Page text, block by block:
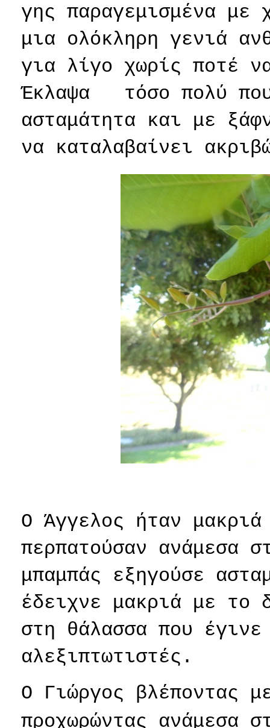
γης παραγεμισμένα με
μια ολόκληρη γενιά
για λίγο χωρίς ποτέ
Έκλαψα
τόσο πολύ
ασταμάτητα και με
να καταλαβαίνει
Ο Άγγελος ήταν
περπατούσαν ανάμεσα
μπαμπάς εξηγούσε
έδειχνε μακριά με το
στη θάλασσα που
αλεξιπτωτιστές.
Ο Γιώργος βλέποντας
προχωρώντας ανάμεσα